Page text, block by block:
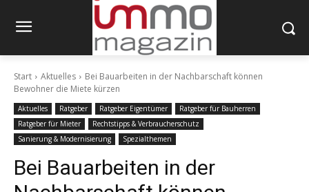
Start Aktuelles
Bei Bauarbeiten in der Nachbarschaft können
Bewohner die Miete kürzen
Aktuelles Ratgeber Ratgeber Eigentümer
Ratgeber für Bauherren
Ratgeber für Mieter
Rechtstipps & Verbraucherschutz
Sanierung & Modernisierung
Spezialthemen
Bei Bauarbeiten in der